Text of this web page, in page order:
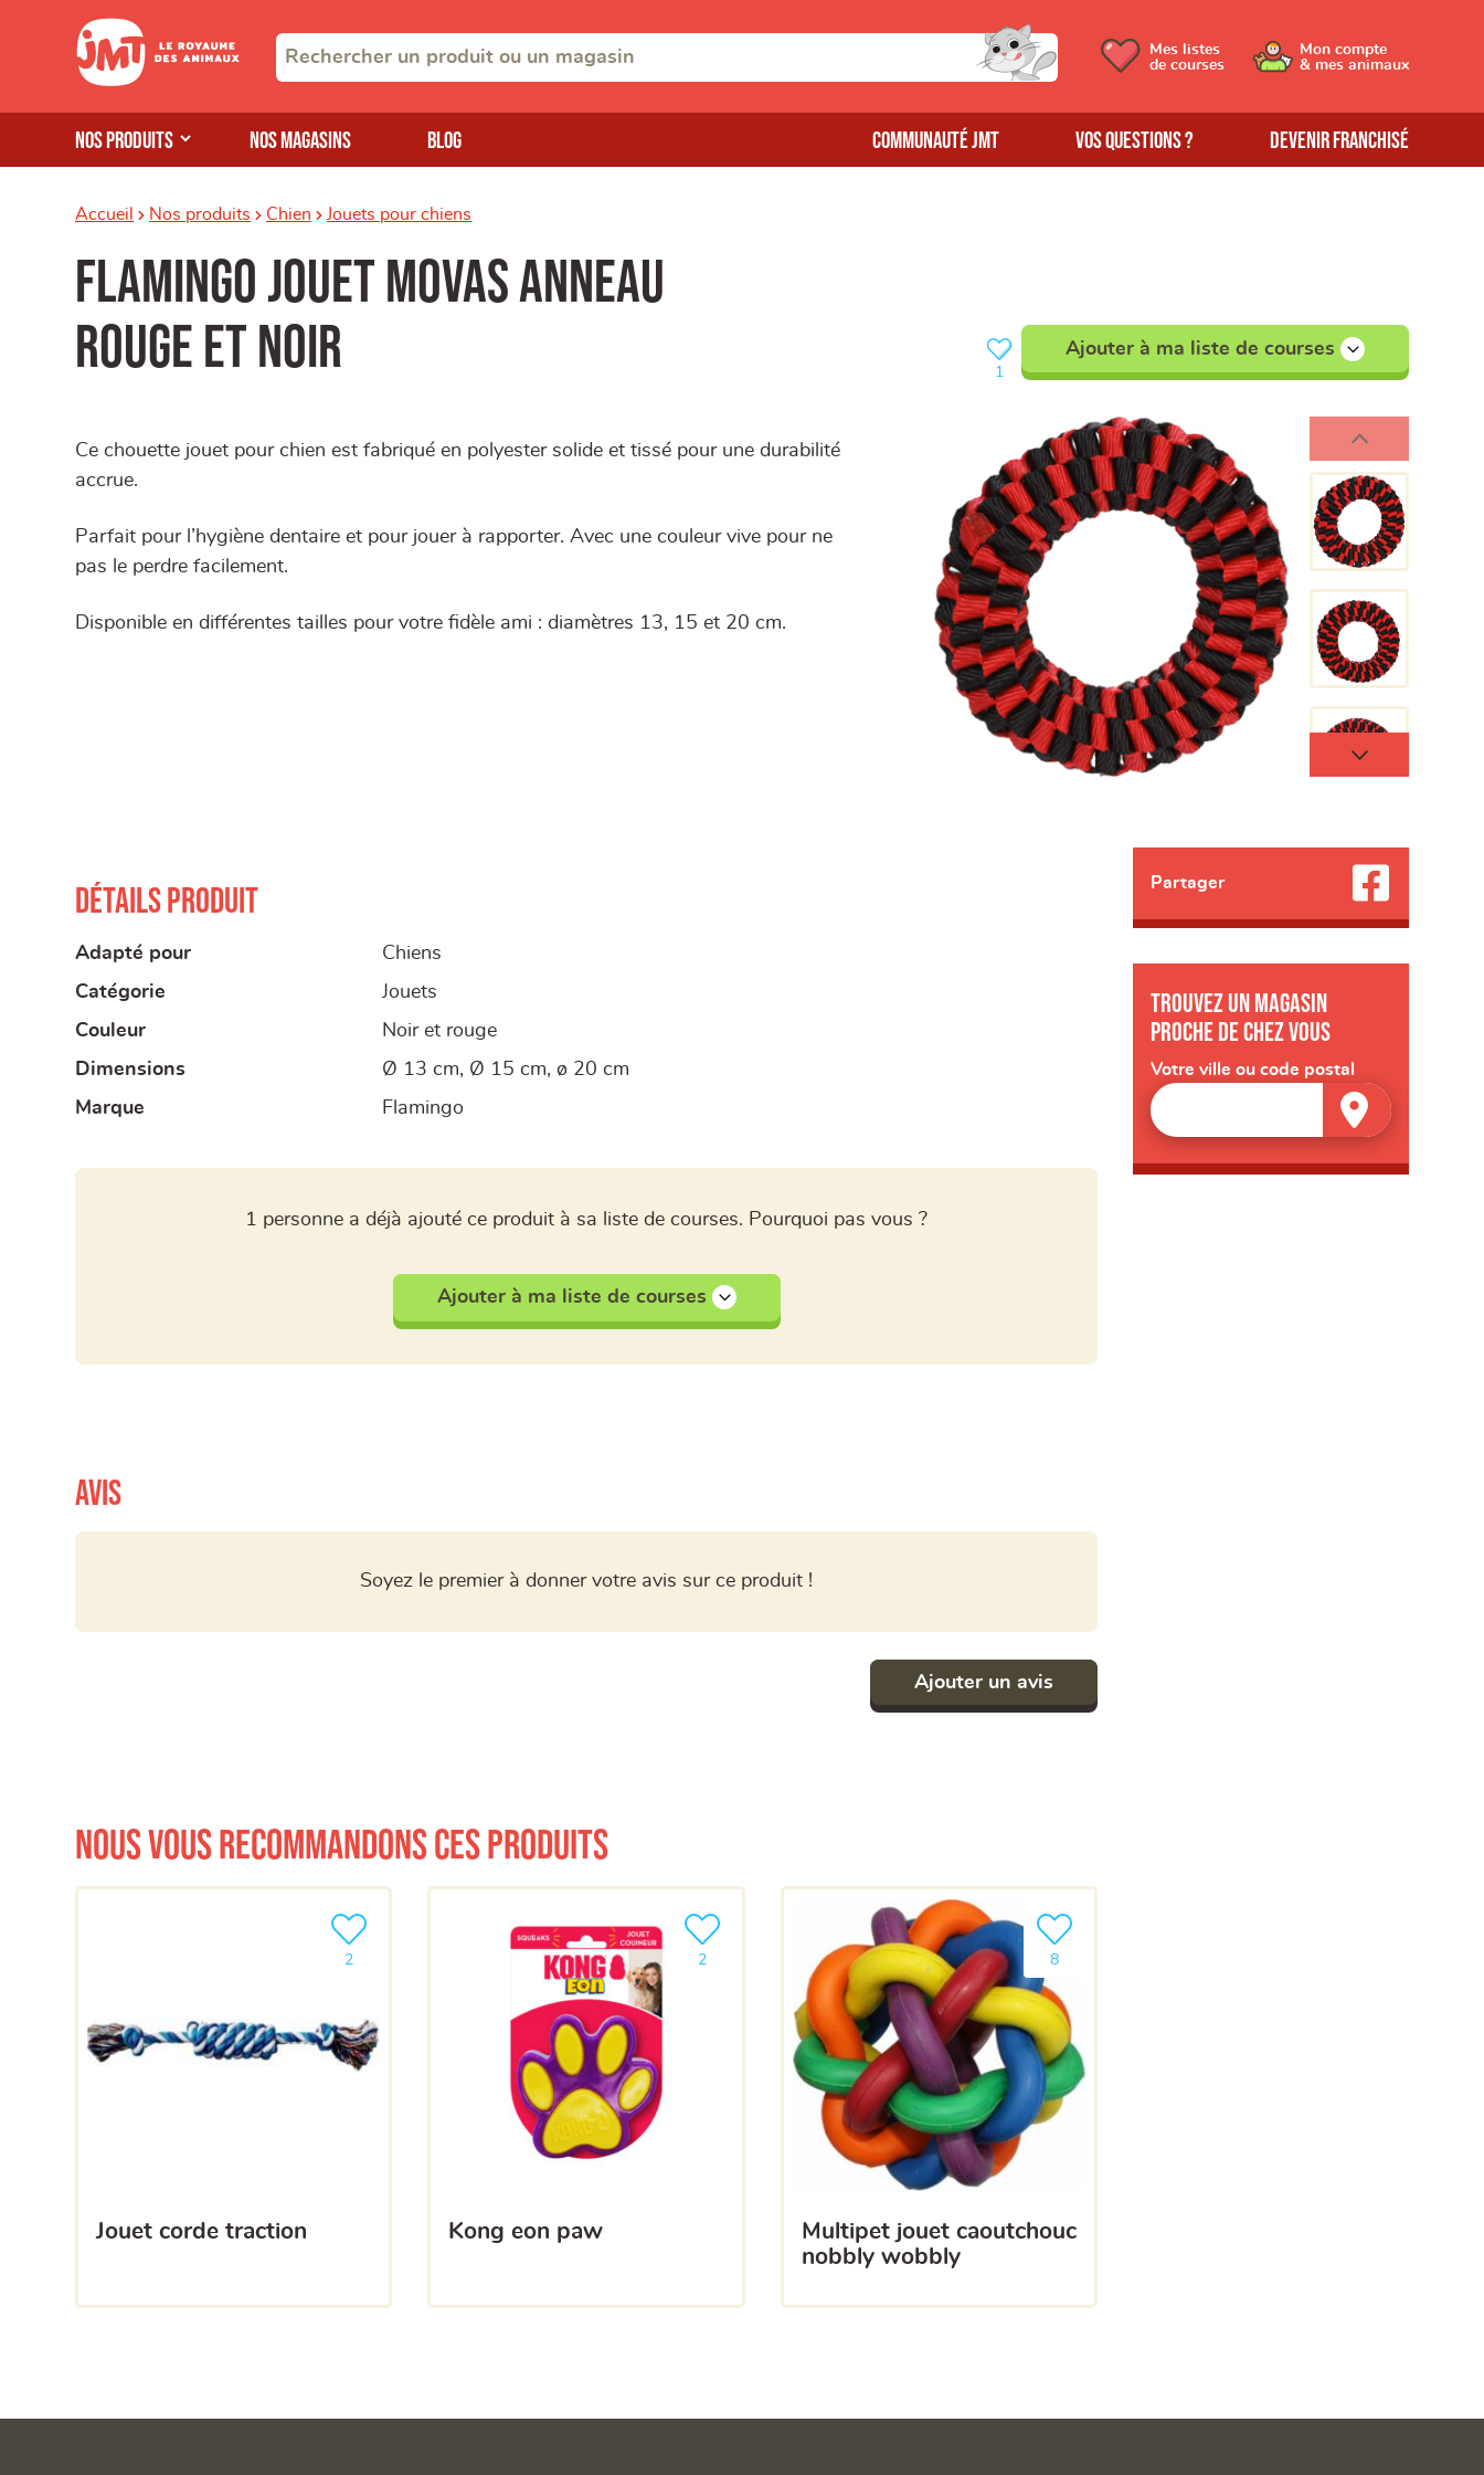
Nos produits Nos magasins Blog Communauté JMT Vos questions ? Devenir franchisé
Mes listes
de courses
Mon compte
& mes animaux
Accueil Nos produits Chien Jouets pour chiens
Flamingo jouet movas anneau
rouge et noir
1
Ajouter à ma liste de courses
Ce chouette jouet pour chien est fabriqué en polyester solide et tissé pour une durabilité
accrue.
Parfait pour l’hygiène dentaire et pour jouer à rapporter. Avec une couleur vive pour ne
pas le perdre facilement.
Disponible en différentes tailles pour votre fidèle ami : diamètres 13, 15 et 20 cm.
Détails produit
Adapté pour
Chiens
Catégorie
Jouets
Couleur
Noir et rouge
Dimensions
Ø 13 cm, Ø 15 cm, ø 20 cm
Marque
Flamingo
1 personne a déjà ajouté ce produit à sa liste de courses. Pourquoi pas vous ?
Ajouter à ma liste de courses
Avis
Soyez le premier à donner votre avis sur ce produit !
Ajouter un avis
Nous vous recommandons ces produits
jouet corde traction
2
Ajouter le produit à ma liste
kong eon paw
2
Ajouter le produit à ma liste
multipet jouet caoutchouc
nobbly wobbly
8
Ajouter le produit à ma liste
Partager
Trouvez un magasin
proche de chez vous
Votre ville ou code postal